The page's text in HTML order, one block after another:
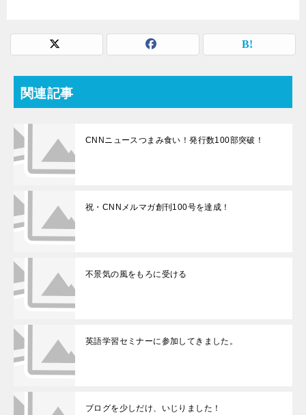
関連記事
CNNニュースつまみ食い！発行数100部突破！
祝・CNNメルマガ創刊100号を達成！
不景気の風をもろに受ける
英語学習セミナーに参加してきました。
ブログを少しだけ、いじりました！